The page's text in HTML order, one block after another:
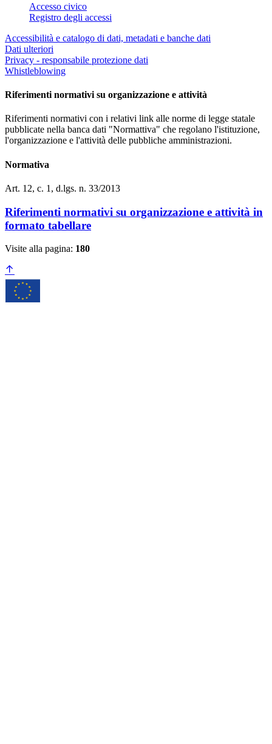
Accesso civico
Registro degli accessi
Accessibilità e catalogo di dati, metadati e banche dati
Dati ulteriori
Privacy - responsabile protezione dati
Whistleblowing
Riferimenti normativi su organizzazione e attività
Riferimenti normativi con i relativi link alle norme di legge statale
pubblicate nella banca dati "Normattiva" che regolano l'istituzione,
l'organizzazione e l'attività delle pubbliche amministrazioni.
Normativa
Art. 12, c. 1, d.lgs. n. 33/2013
Riferimenti normativi su organizzazione e attività in
formato tabellare
Visite alla pagina: 180